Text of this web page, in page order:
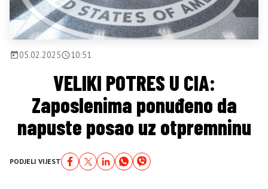
05.02.2025 10:51
VELIKI POTRES U CIA:
Zaposlenima ponuđeno da
napuste posao uz otpremninu
PODJELI VIJEST